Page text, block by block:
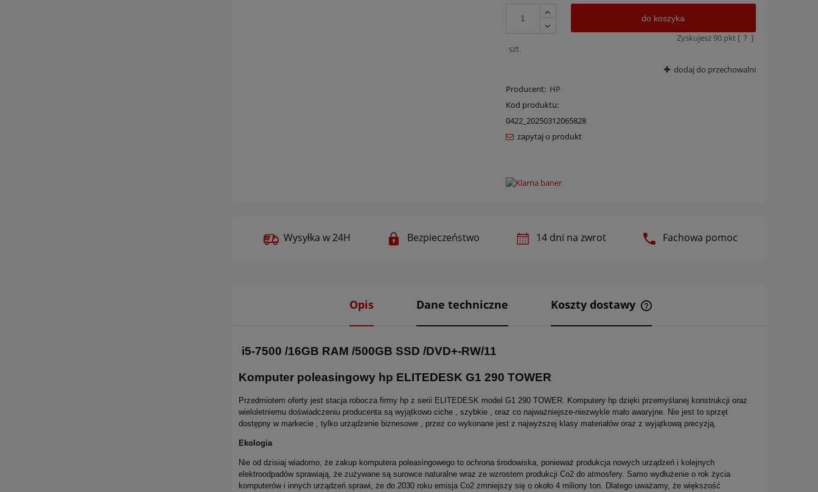
szt.
do koszyka
Zyskujesz 90pkt [ ? ]
dodaj do przechowalni
Producent: HP
Kod produktu:
0422_20250312065828
zapytaj o produkt
Wysyłka w 24H Bezpieczeństwo 14 dni na zwrot Fachowa pomoc
Opis Dane techniczne Koszty dostawy
i5-7500 /16GB RAM /500GB SSD /DVD+-RW/11
Komputer poleasingowy hp ELITEDESK G1 290 TOWER
Przedmiotem oferty jest stacja robocza firmy hp z serii ELITEDESK model G1 290 TOWER. Komputery hp dzięki przemyślanej konstrukcji oraz
wieloletniemu doświadczeniu producenta są wyjątkowo ciche , szybkie , oraz co najważniejsze-niezwykle mało awaryjne. Nie jest to sprzęt
dostępny w markecie , tylko urządzenie biznesowe , przez co wykonane jest z najwyższej klasy materiałów oraz z wyjątkową precyzją.
Ekologia
Nie od dzisiaj wiadomo, że zakup komputera poleasingowego to ochrona środowiska, ponieważ produkcja nowych urządzeń i kolejnych
elektroodpadów sprawiają, że zużywane są surowce naturalne wraz ze wzrostem produkcji Co2 do atmosfery. Samo wydłużenie o rok życia
komputerów i innych urządzeń sprawi, że do 2030 roku emisja Co2 zmniejszy się o około 4 miliony ton. Dlatego uważamy, że większość